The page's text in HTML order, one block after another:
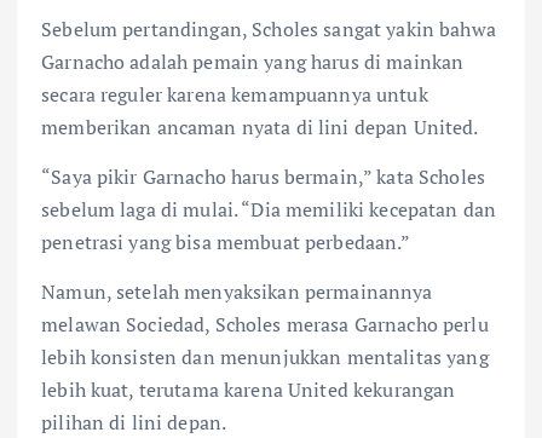
Sebelum pertandingan, Scholes sangat yakin bahwa
Garnacho adalah pemain yang harus di mainkan
secara reguler karena kemampuannya untuk
memberikan ancaman nyata di lini depan United.
“Saya pikir Garnacho harus bermain,” kata Scholes
sebelum laga di mulai. “Dia memiliki kecepatan dan
penetrasi yang bisa membuat perbedaan.”
Namun, setelah menyaksikan permainannya
melawan Sociedad, Scholes merasa Garnacho perlu
lebih konsisten dan menunjukkan mentalitas yang
lebih kuat, terutama karena United kekurangan
pilihan di lini depan.